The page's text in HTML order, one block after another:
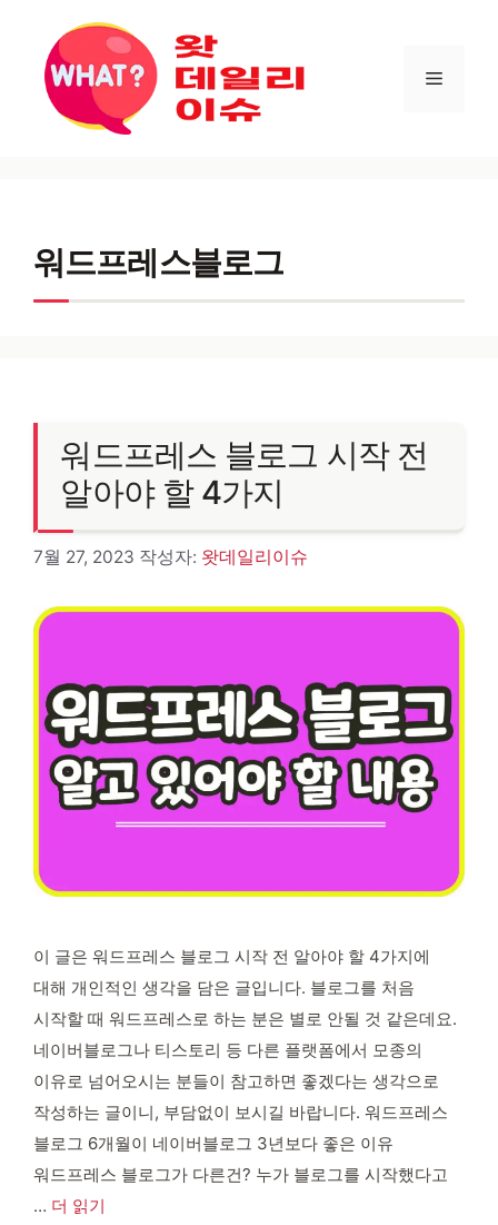
건너뛰기
메뉴
워드프레스블로그
워드프레스 블로그 시작 전
알아야 할 4가지
7월 27, 2023 작성자: 왓데일리이슈
이 글은 워드프레스 블로그 시작 전 알아야 할 4가지에
대해 개인적인 생각을 담은 글입니다. 블로그를 처음
시작할 때 워드프레스로 하는 분은 별로 안될 것 같은데요.
네이버블로그나 티스토리 등 다른 플랫폼에서 모종의
이유로 넘어오시는 분들이 참고하면 좋겠다는 생각으로
작성하는 글이니, 부담없이 보시길 바랍니다. 워드프레스
블로그 6개월이 네이버블로그 3년보다 좋은 이유
워드프레스 블로그가 다른건? 누가 블로그를 시작했다고
… 더 읽기